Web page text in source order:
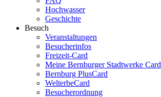
Hochwasser
Geschichte
Besuch
Veranstaltungen
Besucherinfos
Freizeit-Card
Meine Bernburger Stadtwerke Card
Bernburg PlusCard
WelterbeCard
Besucherordnung